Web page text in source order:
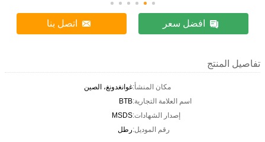
افضل سعر اتصل بنا
تفاصيل المنتج
مكان المنشأ:غوانغدونغ، الصين
اسم العلامة التجارية:BTB
إصدار الشهادات:MSDS
رقم الموديل:رطل